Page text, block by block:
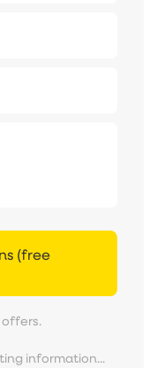
(free
offers.
information...